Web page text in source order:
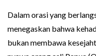
Dalam orasi yang
menegaskan bahwa
bukan membawa